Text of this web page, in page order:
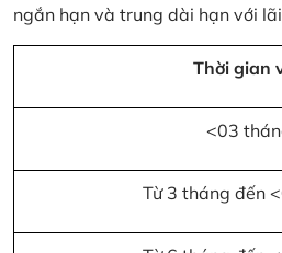
ngắn hạn và trung dài hạn với
Thời gian
<03
Từ 3 tháng đến